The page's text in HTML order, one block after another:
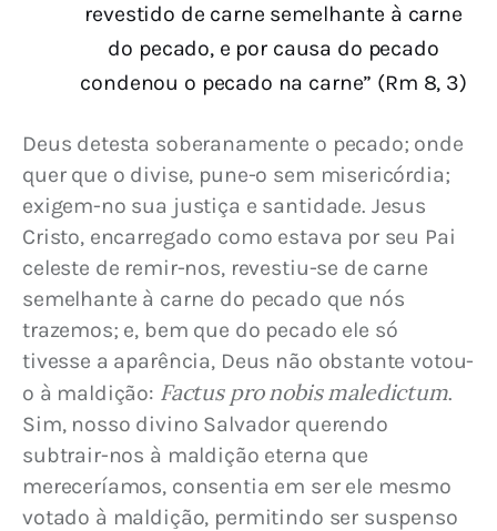
revestido de carne semelhante à carne
do pecado, e por causa do pecado
condenou o pecado na carne” (Rm 8, 3)
Deus detesta soberanamente o pecado; onde
quer que o divise, pune-o sem misericórdia;
exigem-no sua justiça e santidade. Jesus
Cristo, encarregado como estava por seu Pai
celeste de remir-nos, revestiu-se de carne
semelhante à carne do pecado que nós
trazemos; e, bem que do pecado ele só
tivesse a aparência, Deus não obstante votou-
o à maldição: Factus pro nobis maledictum.
Sim, nosso divino Salvador querendo
subtrair-nos à maldição eterna que
mereceríamos, consentia em ser ele mesmo
votado à maldição, permitindo ser suspenso